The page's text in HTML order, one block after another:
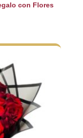
con Flores